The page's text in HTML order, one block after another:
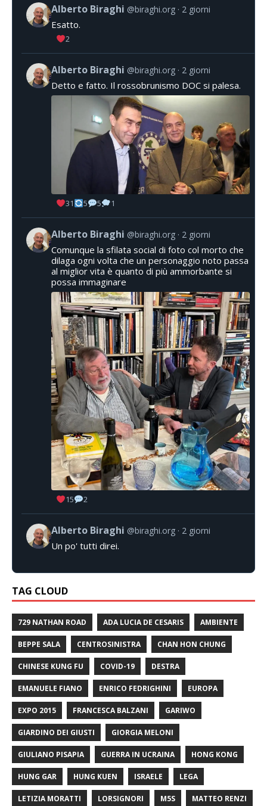
Alberto Biraghi @biraghi.org 2 giorni
Esatto.
2
Alberto Biraghi @biraghi.org 2 giorni
Detto e fatto. Il rossobrunismo DOC si palesa.
31 5 5 1
Alberto Biraghi @biraghi.org 2 giorni
Comunque la sfilata social di foto col morto che
dilaga ogni volta che un personaggio noto passa
al miglior vita è quanto di più ammorbante si
possa immaginare
15 2
Alberto Biraghi @biraghi.org 2 giorni
Un po' tutti direi.
TAG CLOUD
729 NATHAN ROAD ADA LUCIA DE CESARIS AMBIENTE
BEPPE SALA CENTROSINISTRA CHAN HON CHUNG
CHINESE KUNG FU COVID-19 DESTRA
EMANUELE FIANO ENRICO FEDRIGHINI EUROPA
EXPO 2015 FRANCESCA BALZANI GARIWO
GIARDINO DEI GIUSTI GIORGIA MELONI
GIULIANO PISAPIA GUERRA IN UCRAINA HONG KONG
HUNG GAR HUNG KUEN ISRAELE LEGA
LETIZIA MORATTI LORSIGNORI M5S MATTEO RENZI